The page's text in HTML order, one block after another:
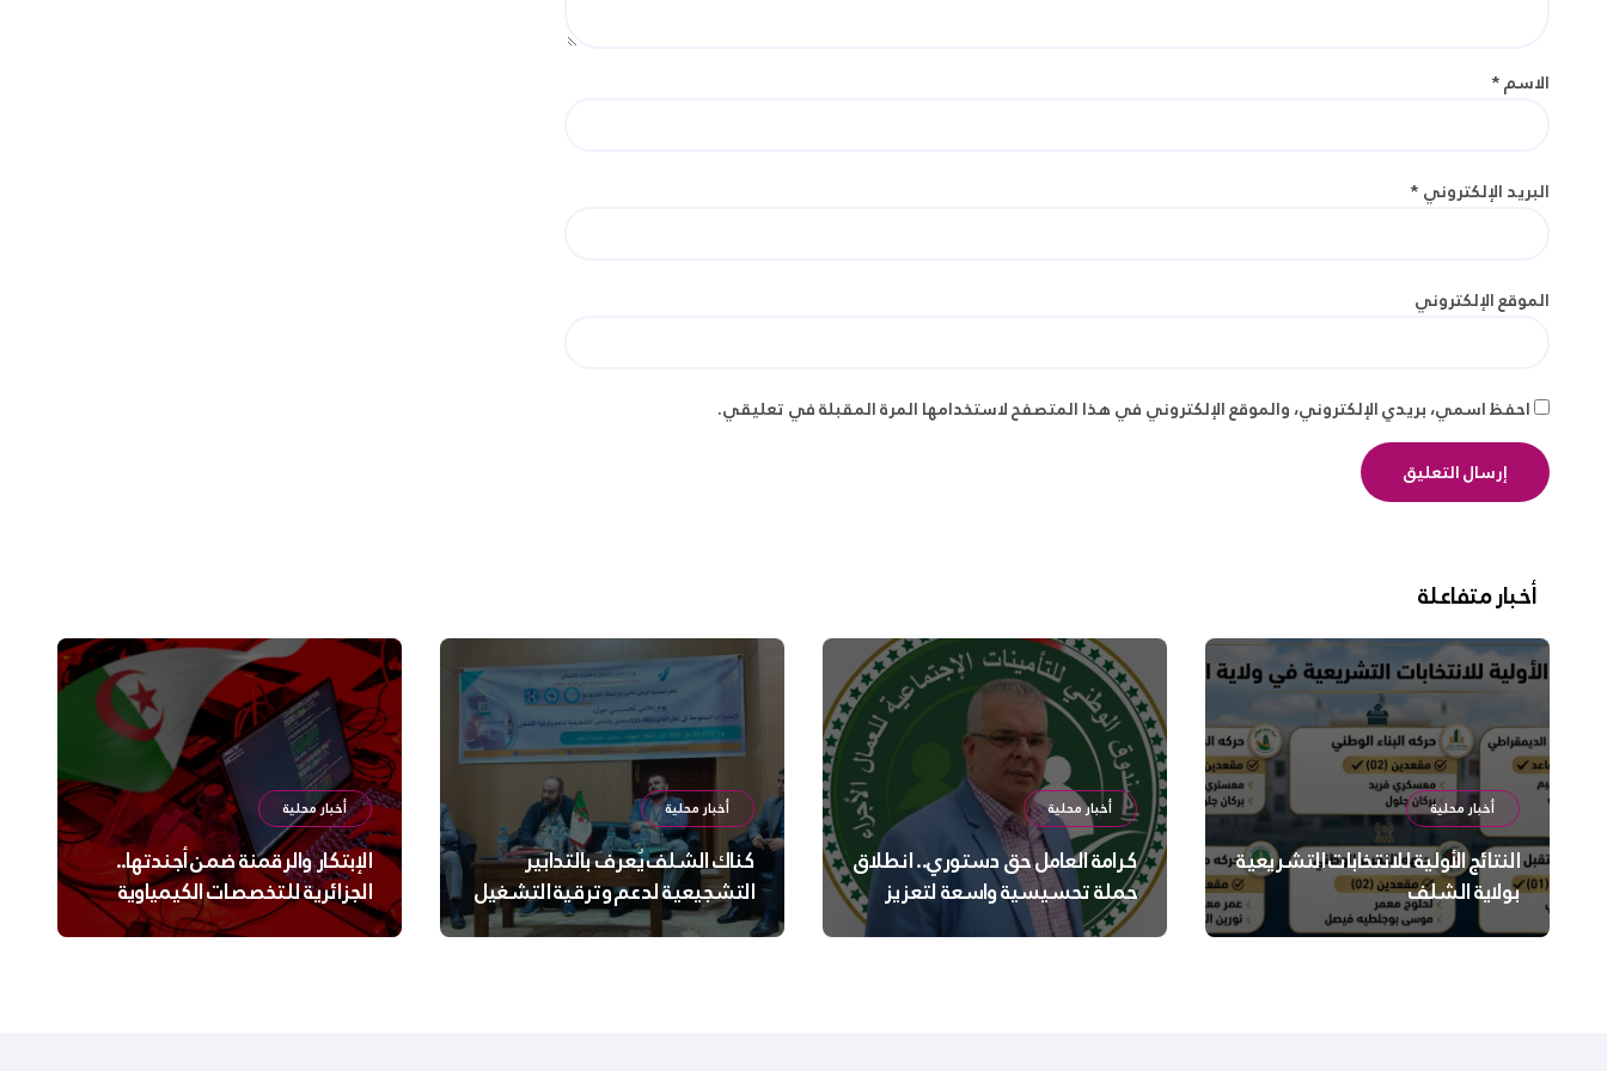
الاسم*
البريد الإلكتروني*
الموقع الإلكتروني
احفظ اسمي، بريدي الإلكتروني، والموقع الإلكتروني في هذا المتصفح لاستخدامها المرة المقبلة في تعليقي.
أخبار متفاعلة
أخبار محلية
النتائج الأولية للانتخابات التشريعية
بولاية الشلف
أخبار محلية
كرامة العامل حق دستوري.. انطلاق
حملة تحسيسية واسعة لتعزيز
السلامة الجسدية والنفسية
أخبار محلية
كناك الشلف يُعرف بالتدابير
التشجيعية لدعم وترقية التشغيل
أخبار محلية
الإبتكار والرقمنة ضمن أجندتها..
الجزائرية للتخصصات الكيمياوية
ترعى تحدي الإبتكار الجزائري